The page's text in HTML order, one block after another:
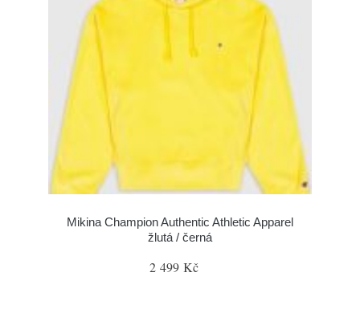
Mikina Champion Authentic Athletic Apparel
žlutá / černá
2 499 Kč